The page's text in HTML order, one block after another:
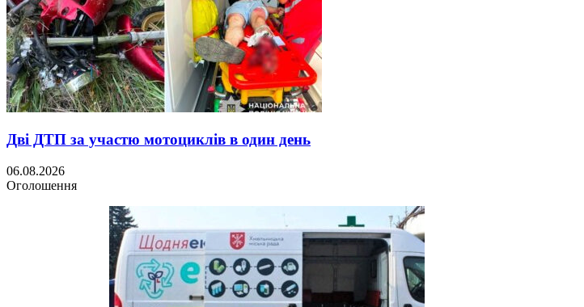
Дві ДТП за участю мотоциклів в один день
06.08.2026
Оголошення